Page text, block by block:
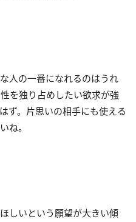
人の一番になれるのはうれ
を独り占めしたい欲求が強
ず。片思いの相手にも使える
ね。
しいという願望が大きい傾